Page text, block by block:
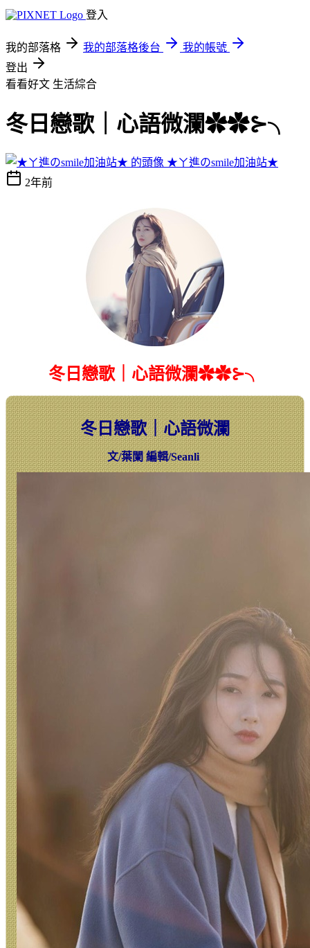
登入
我的部落格 我的部落格後台
我的帳號
登出
看看好文 生活綜合
冬日戀歌｜心語微瀾✿✿⊱╮
★ㄚ進のsmile加油站★
2年前
冬日戀歌｜心語微瀾✿✿⊱╮
冬日戀歌｜心語微瀾
文/葉闌 編輯/Seanli